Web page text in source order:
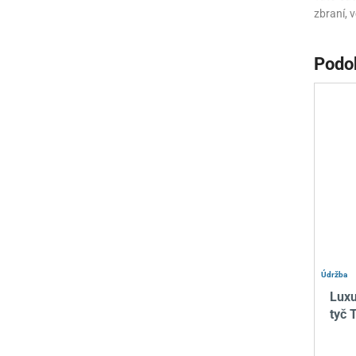
zbraní,
Údržba
tyč